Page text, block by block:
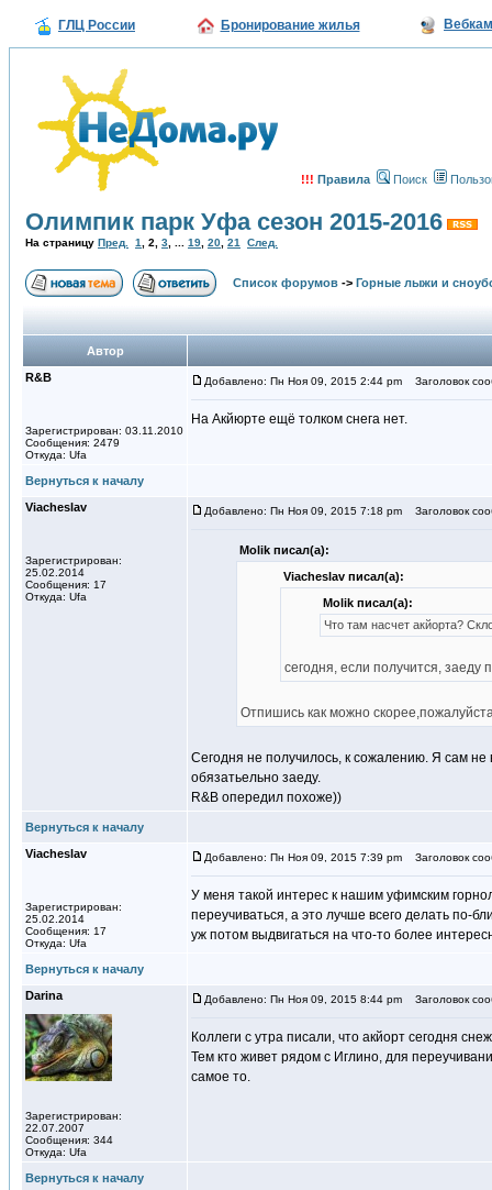
ГЛЦ России Бронирование жилья
!!! Правила Поиск
Олимпик парк Уфа сезон 2015-2016
На страницу Пред. 1 2 3 19 20 21 След.
Список форумов -> Горные лыжи и
Автор
R&B
Зарегистрирован: 03.11.2010
Сообщения: 2479
Откуда: Ufa
Добавлено: Пн Ноя 09, 2015 2:44 pm Заголовок
На Акйюрте ещё толком снега нет.
Вернуться к началу
Viacheslav
Зарегистрирован:
25.02.2014
Сообщения: 17
Откуда: Ufa
Добавлено: Пн Ноя 09, 2015 7:18 pm Заголовок
Molik писал(а):
Viacheslav писал(а):
Molik писал(а):
Что там насчет акйорта?
сегодня, если получится, заеду
Отпишись как можно
Сегодня не получилось, к сожалению. Я сам
обязатьельно заеду.
R&B опередил похоже))
Вернуться к началу
Viacheslav
Зарегистрирован:
25.02.2014
Сообщения: 17
Откуда: Ufa
Добавлено: Пн Ноя 09, 2015 7:39 pm Заголовок
У меня такой интерес к нашим уфимским
переучиваться, а это лучше всего делать по-
уж потом выдвигаться на что-то более
Вернуться к началу
Darina
Зарегистрирован:
22.07.2007
Сообщения: 344
Откуда: Ufa
Добавлено: Пн Ноя 09, 2015 8:44 pm Заголовок
Коллеги с утра писали, что акйорт сегодня
Тем кто живет рядом с Иглино, для
самое то.
Вернуться к началу